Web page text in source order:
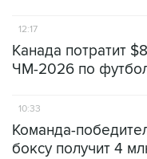
12:17
Канада потратит
ЧМ-2026 по
10:33
Команда-
боксу получит 4